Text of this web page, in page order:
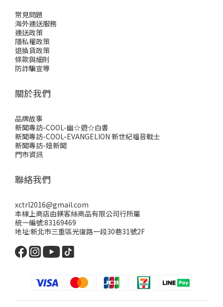
常見問題
海外運送服務
運送政策
隱私權政策
退換貨政策
條款與細則
防詐騙宣導
關於我們
品牌故事
新聞專訪-COOL-幽☆遊☆白書
新聞專訪-COOL-EVANGELION 新世紀福音戰士
新聞專訪-妞新聞
門市資訊
聯絡我們
xctrl2016@gmail.com
本線上商店由鎂客絲商品有限公司行所屬
統一編號:83169469
地址:新北市三重區光復路一段30巷31號2F